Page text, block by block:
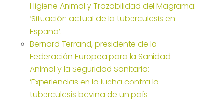
Higiene Animal y Trazabilidad del Magrama:
‘Situación actual de la tuberculosis en
España’.
Bernard Terrand, presidente de la
Federación Europea para la Sanidad
Animal y la Seguridad Sanitaria:
‘Experiencias en la lucha contra la
tuberculosis bovina de un país